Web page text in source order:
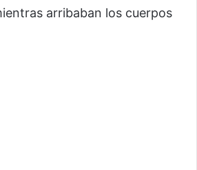
arribaban los cuerpos